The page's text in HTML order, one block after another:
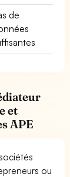
de
et
APE
ou